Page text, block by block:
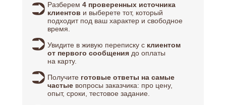
Разберем 4 проверенных источника
клиентов и выберете тот, который
подходит под ваш характер и свободное
время.
Увидите в живую переписку с клиентом
от первого сообщения до оплаты
на карту.
Получите готовые ответы на самые
частые вопросы заказчика: про цену,
опыт, сроки, тестовое задание.